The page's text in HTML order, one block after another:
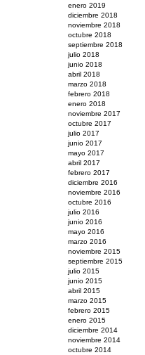
enero 2019
diciembre 2018
noviembre 2018
octubre 2018
septiembre 2018
julio 2018
junio 2018
abril 2018
marzo 2018
febrero 2018
enero 2018
noviembre 2017
octubre 2017
julio 2017
junio 2017
mayo 2017
abril 2017
febrero 2017
diciembre 2016
noviembre 2016
octubre 2016
julio 2016
junio 2016
mayo 2016
marzo 2016
noviembre 2015
septiembre 2015
julio 2015
junio 2015
abril 2015
marzo 2015
febrero 2015
enero 2015
diciembre 2014
noviembre 2014
octubre 2014